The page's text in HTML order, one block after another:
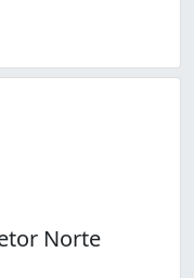
Norte